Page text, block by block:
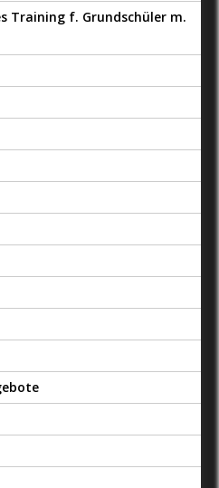
Training f. Grundschüler m.